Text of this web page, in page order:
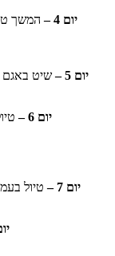
יום 4 –
יום 5 –
שיט באגם
יום 6 –
יום 7
– טיול בעמק